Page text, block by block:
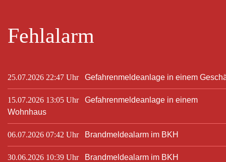
Fehlalarm
25.07.2026 22:47 Uhr Gefahrenmeldeanlage in einem
15.07.2026 13:05 Uhr
Gefahrenmeldeanlage in einem
Wohnhaus
06.07.2026 07:42 Uhr Brandmeldealarm im BKH
30.06.2026 10:39 Uhr Brandmeldealarm im BKH